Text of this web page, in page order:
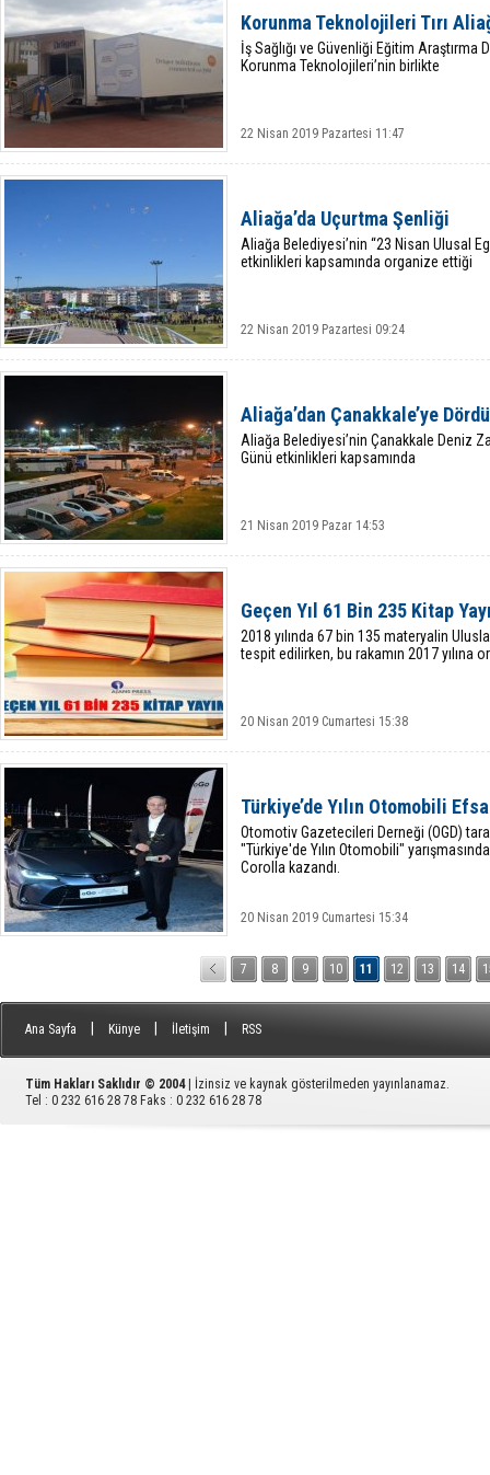
Korunma Teknolojileri Tırı
İş Sağlığı ve Güvenliği Eğitim
Korunma Teknolojileri’nin birlikte
22 Nisan 2019 Pazartesi 11:47
Aliağa’da Uçurtma Şenliği
Aliağa Belediyesi’nin “23 Nisan Ulusal
etkinlikleri kapsamında organize ettiği
22 Nisan 2019 Pazartesi 09:24
Aliağa’dan Çanakkale’ye
Aliağa Belediyesi’nin Çanakkale Deniz
Günü etkinlikleri kapsamında
21 Nisan 2019 Pazar 14:53
Geçen Yıl 61 Bin 235 Kitap
2018 yılında 67 bin 135 materyalin
tespit edilirken, bu rakamın 2017 yılına
20 Nisan 2019 Cumartesi 15:38
Türkiye’de Yılın Otomobili
Otomotiv Gazetecileri Derneği (OGD)
"Türkiye'de Yılın Otomobili"
Corolla kazandı.
20 Nisan 2019 Cumartesi 15:34
7 8 9 10 11 12 13 14
Ana Sayfa Künye İletişim RSS
Tüm Hakları Saklıdır © 2004
| İzinsiz ve kaynak gösterilmeden yayınlanamaz.
Tel : 0 232 616 28 78 Faks : 0 232 616 28 78